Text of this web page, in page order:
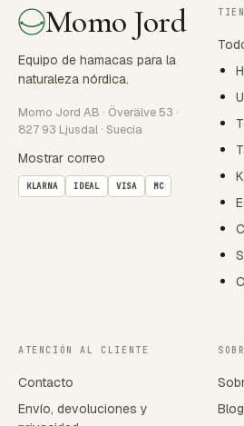
Momo Jord
Equipo de hamacas para la
naturaleza nórdica.
Momo Jord AB · Överälve 53 ·
827 93 Ljusdal · Suecia
Mostrar correo
KLARNA IDEAL VISA MC
ATENCIÓN AL CLIENTE
Contacto
Envío, devoluciones y
Blog